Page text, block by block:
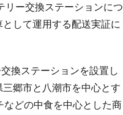
リー交換ステーションにつ
して運用する配送実証に
換ステーションを設置し
郷市と八潮市を中心とす
どの中食を中心とした商